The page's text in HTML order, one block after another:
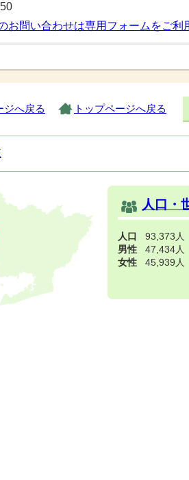
問い合わせは専用フォームをご利
ジへ戻る トップページへ戻る
人口・
人口
93,373人
男性
47,434人
女性
45,939人